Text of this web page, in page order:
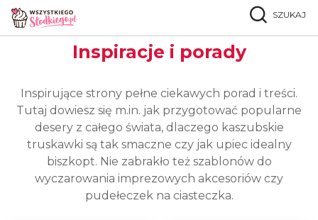
SZUKAJ
Strona główna
Inspiracje i porady
Inspirujące strony pełne ciekawych porad i treści.
Tutaj dowiesz się m.in. jak przygotować popularne
desery z całego świata, dlaczego kaszubskie
truskawki są tak smaczne czy jak upiec idealny
biszkopt. Nie zabrakło też szablonów do
wyczarowania imprezowych akcesoriów czy
pudełeczek na ciasteczka.